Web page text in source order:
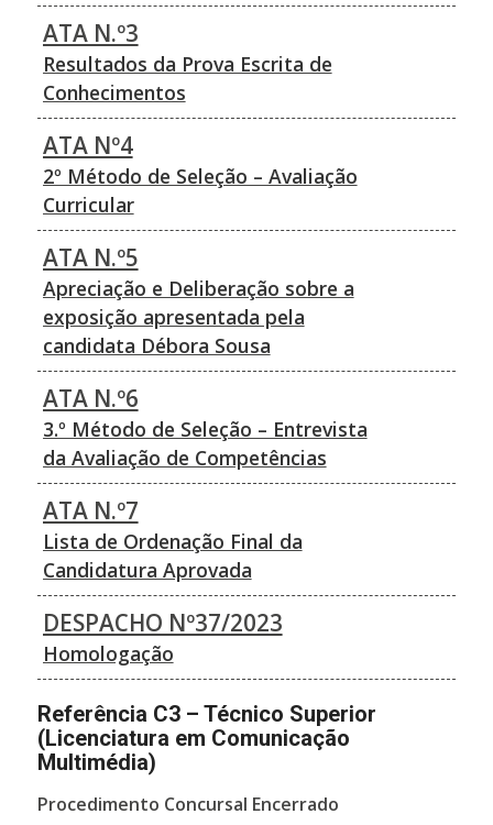
ATA N.º3
Resultados da Prova Escrita de
Conhecimentos
ATA Nº4
2º Método de Seleção – Avaliação
Curricular
ATA N.º5
Apreciação e Deliberação sobre a
exposição apresentada pela
candidata Débora Sousa
ATA N.º6
3.º Método de Seleção – Entrevista
da Avaliação de Competências
ATA N.º7
Lista de Ordenação Final da
Candidatura Aprovada
DESPACHO Nº37/2023
Homologação
Referência C3 – Técnico Superior
(Licenciatura em Comunicação
Multimédia)
Procedimento Concursal Encerrado